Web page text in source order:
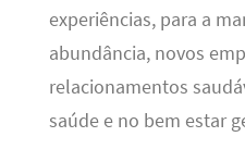
experiências, para a
abundância, novos
relacionamentos
saúde e no bem estar